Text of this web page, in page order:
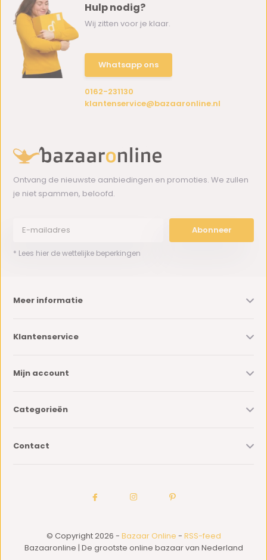
Hulp nodig?
Wij zitten voor je klaar.
Whatsapp ons
0162-231130
klantenservice@bazaaronline.nl
Ontvang de nieuwste aanbiedingen en promoties. We zullen
je niet spammen, beloofd.
Abonneer
* Lees hier de wettelijke beperkingen
Meer informatie
Klantenservice
Mijn account
Categorieën
Contact
© Copyright 2026 - Bazaar Online - RSS-feed
Bazaaronline | De grootste online bazaar van Nederland